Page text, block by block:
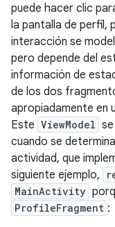
puede hacer clic
la pantalla de perfil,
interacción se
pero depende del
información de
de los dos
apropiadamente en
Este ViewModel
cuando se
actividad, que
siguiente ejemplo,
MainActivity
ProfileFragment :